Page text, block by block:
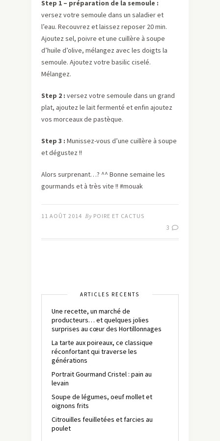
Step 1 – préparation de la semoule :
versez votre semoule dans un saladier et
l’eau. Recouvrez et laissez reposer 20 min.
Ajoutez sel, poivre et une cuillère à soupe
d’huile d’olive, mélangez avec les doigts la
semoule. Ajoutez votre basilic ciselé.
Mélangez.
Step 2 : versez votre semoule dans un grand
plat, ajoutez le lait fermenté et enfin ajoutez
vos morceaux de pastèque.
Step 3 : Munissez-vous d’une cuillère à soupe
et dégustez !!
Alors surprenant…? ^^ Bonne semaine les
gourmands et à très vite !! #mouak
11 AOÛT 2014 By POIRE ET CACTUS
3
ARTICLES RÉCENTS
Une recette, un marché de
producteurs… et quelques jolies
surprises au cœur des Hortillonnages
La tarte aux poireaux, ce classique
réconfortant qui traverse les
générations
Portrait Gourmand Cristel : pain au
levain
Soupe de légumes, oeuf mollet et
oignons frits
Citrouilles feuilletées et farcies au
poulet